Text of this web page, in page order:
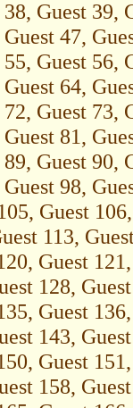
Guest 39,
47,
Guest 56,
64,
Guest 73,
81,
Guest 90,
98,
Guest
113,
Guest
128,
Guest
143,
Guest
158,